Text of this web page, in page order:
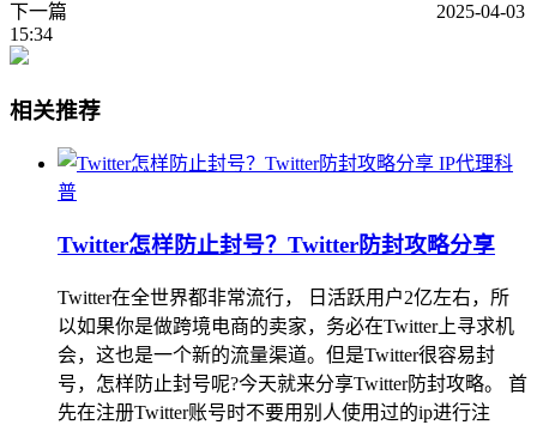
下一篇
2025-04-03
15:34
相关推荐
IP代理科
普
Twitter怎样防止封号？Twitter防封攻略分享
Twitter在全世界都非常流行， 日活跃用户2亿左右，所
以如果你是做跨境电商的卖家，务必在Twitter上寻求机
会，这也是一个新的流量渠道。但是Twitter很容易封
号，怎样防止封号呢?今天就来分享Twitter防封攻略。 首
先在注册Twitter账号时不要用别人使用过的ip进行注